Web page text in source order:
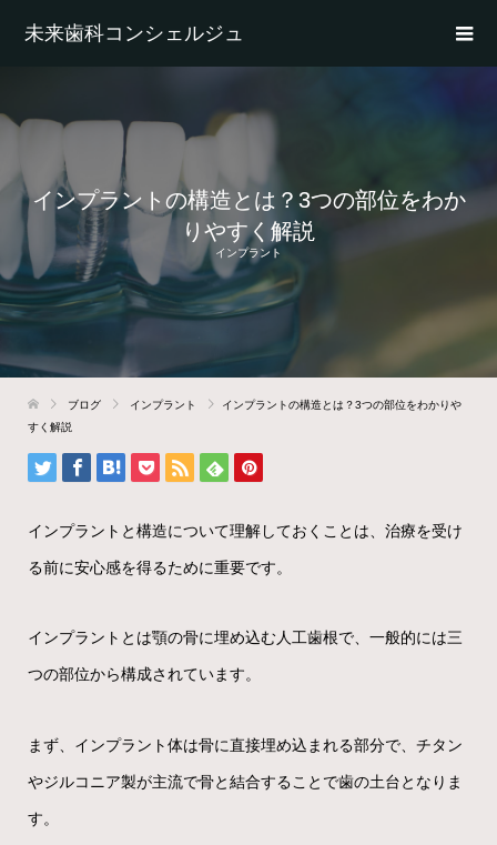
未来歯科コンシェルジュ
インプラントの構造とは？3つの部位をわか
りやすく解説
インプラント
ブログ インプラント
インプラントの構造とは？3つの部位をわかりや
すく解説
インプラントと構造について理解しておくことは、治療を受け
る前に安心感を得るために重要です。
インプラントとは顎の骨に埋め込む人工歯根で、一般的には三
つの部位から構成されています。
まず、インプラント体は骨に直接埋め込まれる部分で、チタン
やジルコニア製が主流で骨と結合することで歯の土台となりま
す。